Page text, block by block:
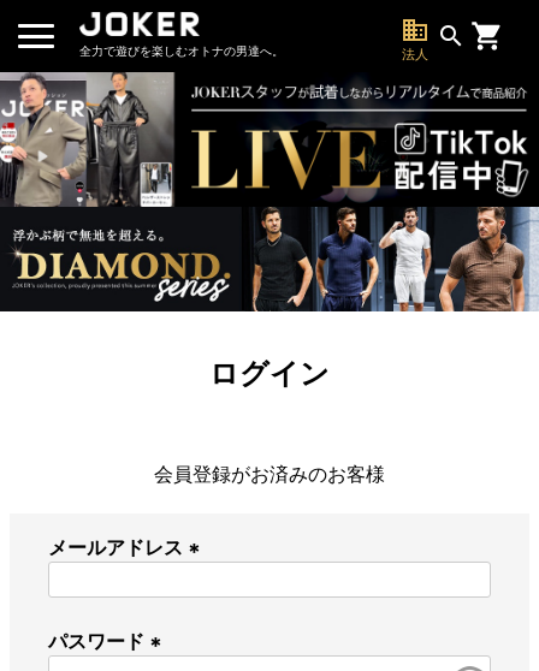
全力で遊びを楽しむオトナの男達へ。
business
法人
search
ログイン
会員登録がお済みのお客様
メールアドレス
パスワード